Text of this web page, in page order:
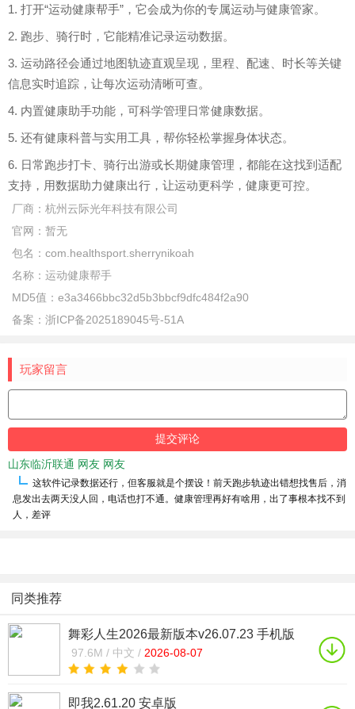
1. 打开“运动健康帮手”，它会成为你的专属运动与健康管家。
2. 跑步、骑行时，它能精准记录运动数据。
3. 运动路径会通过地图轨迹直观呈现，里程、配速、时长等关键
信息实时追踪，让每次运动清晰可查。
4. 内置健康助手功能，可科学管理日常健康数据。
5. 还有健康科普与实用工具，帮你轻松掌握身体状态。
6. 日常跑步打卡、骑行出游或长期健康管理，都能在这找到适配
支持，用数据助力健康出行，让运动更科学，健康更可控。
厂商： 杭州云际光年科技有限公司
官网： 暂无
包名： com.healthsport.sherrynikoah
名称： 运动健康帮手
MD5值： e3a3466bbc32d5b3bbcf9dfc484f2a90
备案： 浙ICP备2025189045号-51A
玩家留言
山东临沂联通 网友 网友
这软件记录数据还行，但客服就是个摆设！前天跑步轨迹出错想找售后，消
息发出去两天没人回，电话也打不通。健康管理再好有啥用，出了事根本找不到
人，差评
同类推荐
舞彩人生2026最新版本v26.07.23 手机版
97.6M / 中文 / 2026-08-07
即我2.61.20 安卓版